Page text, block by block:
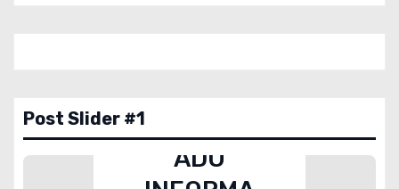
Post Slider #1
COMUNIC
COMUNIC
ADO
MES: IBAN
ES47
0182